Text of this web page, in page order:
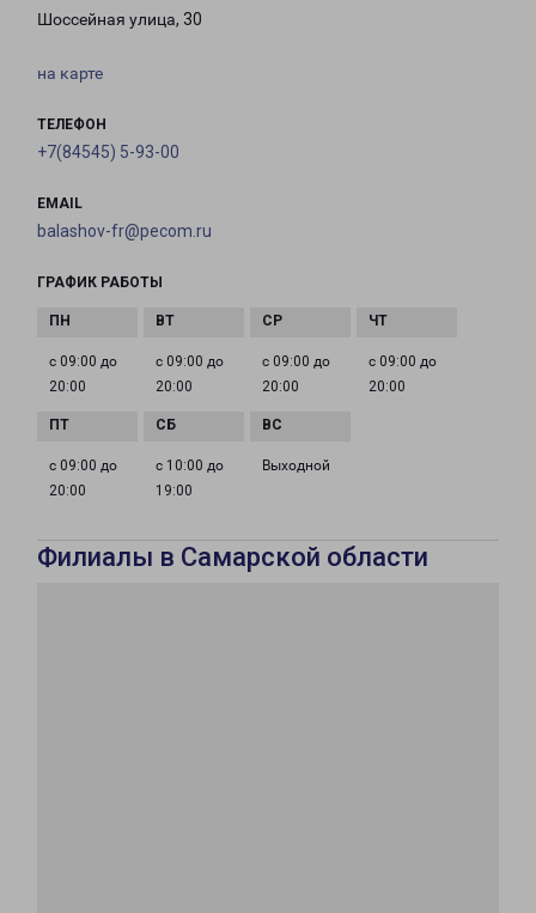
Шоссейная улица, 30
на карте
ТЕЛЕФОН
+7(84545) 5-93-00
EMAIL
balashov-fr@pecom.ru
ГРАФИК РАБОТЫ
с 09:00 до
20:00
с 09:00 до
20:00
с 09:00 до
20:00
с 09:00 до
20:00
с 09:00 до
20:00
с 10:00 до
19:00
Выходной
Филиалы в Самарской области